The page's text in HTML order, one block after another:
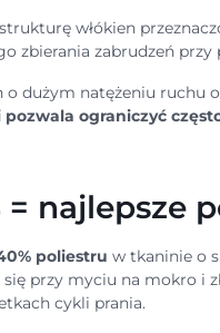
włókien
zbierania zabrudzeń przy
dużym natężeniu
ograniczyć
najlepsze
poliestru w tkaninie o
przy myciu na mokro i
cykli prania.